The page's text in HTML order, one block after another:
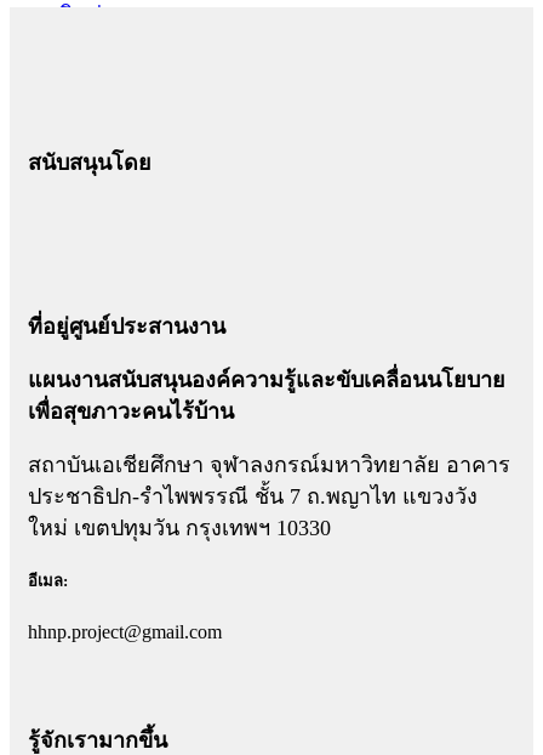
ติดต่อเรา
สนับสนุนโดย
ที่อยู่ศูนย์ประสานงาน
แผนงานสนับสนุนองค์ความรู้และขับเคลื่อนนโยบาย
เพื่อสุขภาวะคนไร้บ้าน
สถาบันเอเชียศึกษา จุฬาลงกรณ์มหาวิทยาลัย อาคาร
ประชาธิปก-รำไพพรรณี ชั้น 7 ถ.พญาไท แขวงวัง
ใหม่ เขตปทุมวัน กรุงเทพฯ 10330
อีเมล:
hhnp.project@gmail.com
รู้จักเรามากขึ้น